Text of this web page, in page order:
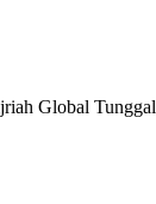
Global